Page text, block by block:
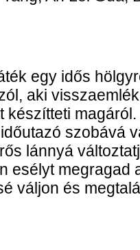
egy idős
aki
készítteti
szobává
lánnyá
esélyt megragad
váljon és